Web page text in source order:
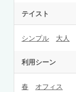
テイスト
シンプル 大人
利用シーン
春 オフィス